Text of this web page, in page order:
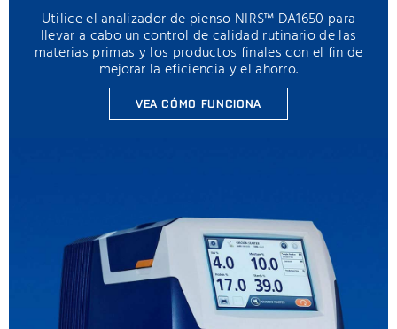
Utilice el analizador de pienso NIRS™ DA1650 para
llevar a cabo un control de calidad rutinario de las
materias primas y los productos finales con el fin de
mejorar la eficiencia y el ahorro.
VEA CÓMO FUNCIONA